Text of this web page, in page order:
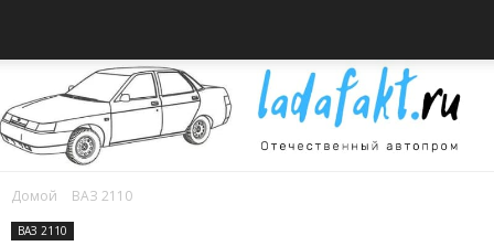
Домой ВАЗ 2110
ВАЗ 2110